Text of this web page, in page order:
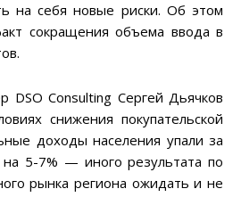
на себя новые риски. Об этом
сокращения объема ввода в
DSO Consulting Сергей Дьячков
снижения покупательской
доходы населения упали за
5-7% — иного результата по
рынка региона ожидать и не